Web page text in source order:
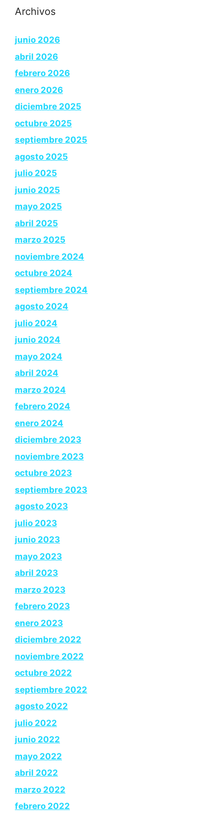
Archivos
junio 2026
abril 2026
febrero 2026
enero 2026
diciembre 2025
octubre 2025
septiembre 2025
agosto 2025
julio 2025
junio 2025
mayo 2025
abril 2025
marzo 2025
noviembre 2024
octubre 2024
septiembre 2024
agosto 2024
julio 2024
junio 2024
mayo 2024
abril 2024
marzo 2024
febrero 2024
enero 2024
diciembre 2023
noviembre 2023
octubre 2023
septiembre 2023
agosto 2023
julio 2023
junio 2023
mayo 2023
abril 2023
marzo 2023
febrero 2023
enero 2023
diciembre 2022
noviembre 2022
octubre 2022
septiembre 2022
agosto 2022
julio 2022
junio 2022
mayo 2022
abril 2022
marzo 2022
febrero 2022